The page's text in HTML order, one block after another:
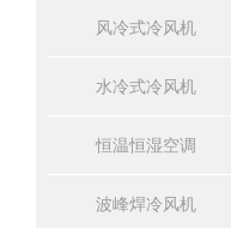
风冷式冷风机
水冷式冷风机
恒温恒湿空调
波峰焊冷风机